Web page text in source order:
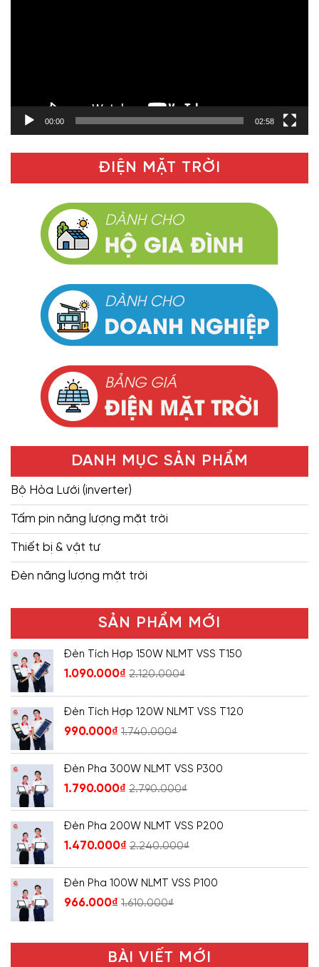
00:00 02:58
ĐIỆN MẶT TRỜI
DANH MỤC SẢN PHẨM
Bộ Hòa Lưới (inverter)
Tấm pin năng lượng mặt trời
Thiết bị & vật tư
Đèn năng lượng mặt trời
SẢN PHẨM MỚI
Đèn Tích Hợp 150W NLMT VSS T150
1.090.000₫ 2.120.000₫
Đèn Tích Hợp 120W NLMT VSS T120
990.000₫ 1.740.000₫
Đèn Pha 300W NLMT VSS P300
1.790.000₫ 2.790.000₫
Đèn Pha 200W NLMT VSS P200
1.470.000₫ 2.240.000₫
Đèn Pha 100W NLMT VSS P100
966.000₫ 1.610.000₫
BÀI VIẾT MỚI